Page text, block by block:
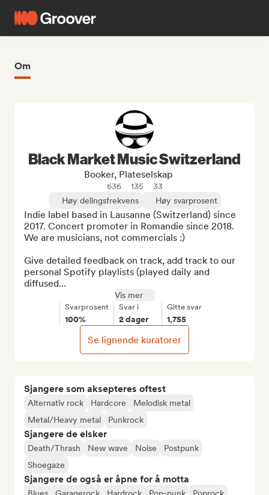
Om
Sjangere som aksepteres oftest
Alternativ rock Hardcore
Melodisk metal
Metal/Heavy metal
Punkrock
Sjangere de elsker
Death/Thrash New wave Noise
Postpunk
Shoegaze
Sjangere de også er åpne for å motta
Black Market Music Switzerland
Booker, Plateselskap
636 135
33
Høy delingsfrekvens
Høy svarprosent
Indie label based in Lausanne (Switzerland) since
2017. Concert promoter in Romandie since 2018.
We are musicians, not commercials :)
Give detailed feedback on track, add track to our
personal Spotify playlists (played daily and
diffused...
Vis mer
Svarprosent
100%
Svar i
2 dager
Gitte svar
1,755
Se lignende kuratorer